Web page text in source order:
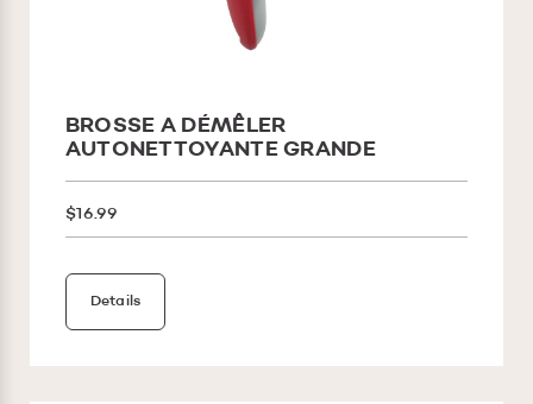
BROSSE A DÉMÊLER
AUTONETTOYANTE GRANDE
$16.99
Details